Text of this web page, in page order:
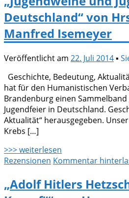
Deutschland“ von
Manfred Isemeyer
Veröffentlicht am 22. Juli 2014▪
Geschichte, Bedeutung,
hat für den Humanistischen
Brandenburg einen Sammelband
Jugendfeier in Deutschland.
Aktualität“ herausgegeben.
Krebs […]
>>> weiterlesen
Rezensionen Kommentar
„Adolf Hitlers